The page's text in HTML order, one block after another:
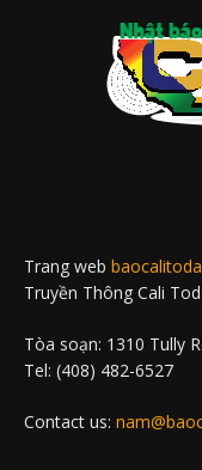
Trang web
Truyền Thông Cali
Tòa soạn: 1310 Tully
Tel: (408) 482-6527
Contact us: